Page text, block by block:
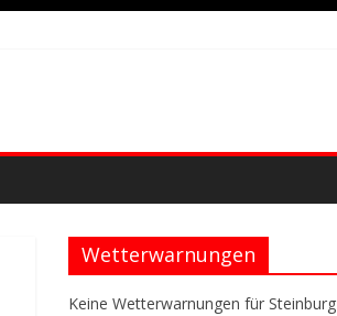
Wetterwarnungen
Keine Wetterwarnungen für Steinburg